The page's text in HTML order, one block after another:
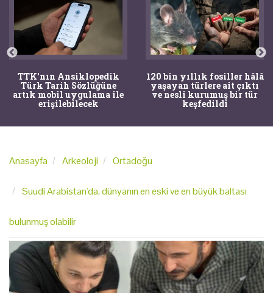
TTK'nın Ansiklopedik
Türk Tarih Sözlüğüne
artık mobil uygulama ile
erişilebilecek
120 bin yıllık fosiller hâlâ
yaşayan türlere ait çıktı
ve nesli kurumuş bir tür
keşfedildi
Anasayfa Arkeoloji Ortadoğu
Suudi Arabistan'da, dünyanın en eski ve en büyük baltası
bulunmuş olabilir